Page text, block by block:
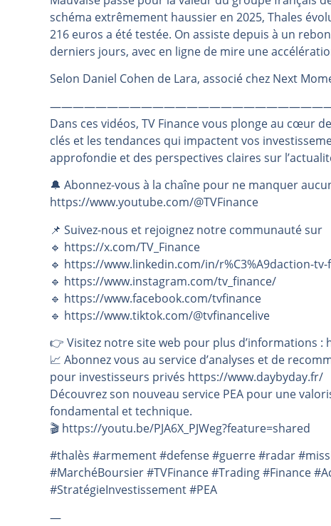
Pourquoi 6 guerres explosent en
Les investisseurs y croient toujours
Une inertie haussière qui ralentit |
Pourquoi le monde entier vacille en
schéma extrêmement haussier en 2025, Thales
216 euros a été testée. On assiste depuis à un
derniers jours, avec en ligne de mire une
Selon Daniel Cohen de Lara, associé chez Next
Dans ces vidéos, TV Finance vous plonge au cœur
clés et les tendances qui impactent vos
approfondie et des perspectives claires sur
🔔 Abonnez-vous à la chaîne pour ne manquer
https://www.youtube.com/@TVFinance
📌 Suivez-nous et rejoignez notre communauté sur
🔹 https://x.com/TV_Finance
🔹 https://www.linkedin.com/in/r%C3%A9daction-
🔹 https://www.instagram.com/tv_finance/
🔹 https://www.facebook.com/tvfinance
🔹 https://www.tiktok.com/@tvfinancelive
👉️ Visitez notre site web pour plus d’informations
📈 Abonnez vous au service d’analyses et de
pour investisseurs privés https://www.daybyday.fr/
Découvrez son nouveau service PEA pour une
fondamental et technique.
🎬️ https://youtu.be/PJA6X_PJWeg?feature=shared
#thalès #armement #defense #guerre #radar
#MarchéBoursier #TVFinance #Trading #Finance
#StratégieInvestissement #PEA
—